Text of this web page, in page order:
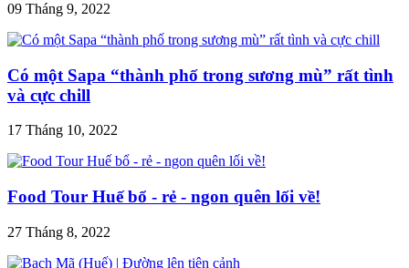
09 Tháng 9, 2022
Có một Sapa “thành phố trong sương mù” rất tình
và cực chill
17 Tháng 10, 2022
Food Tour Huế bổ - rẻ - ngon quên lối về!
27 Tháng 8, 2022